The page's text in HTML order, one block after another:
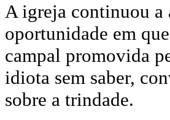
A igreja continuou a
oportunidade em
campal promovida
idiota sem saber,
sobre a trindade.